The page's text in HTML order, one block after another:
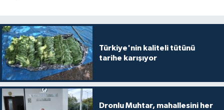
Türkiye'nin kaliteli tütünü
tarihe karışıyor
Dronlu Muhtar, mahallesini her